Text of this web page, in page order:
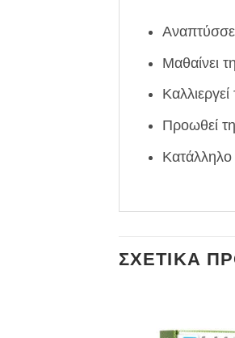
Μαθαίνει
Καλλιεργεί
Προωθεί
Κατάλληλο
ΣΧΕΤΙΚΆ